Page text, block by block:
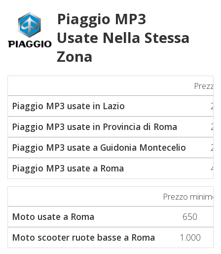
Piaggio MP3
Usate Nella Stessa
Zona
Piaggio MP3 usate in Lazio
Piaggio MP3 usate in Provincia di Roma
Piaggio MP3 usate a Guidonia Montecelio
Piaggio MP3 usate a Roma
Prezzo minimo
Moto usate a Roma
650
Moto scooter ruote basse a Roma
1.000